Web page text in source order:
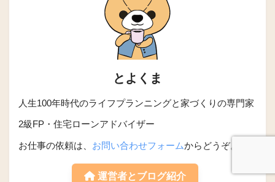
とよくま
人生100年時代のライフプランニングと家づくりの専門家
2級FP・住宅ローンアドバイザー
お仕事の依頼は、 お問い合わせフォームからどうぞ。
運営者とブログ紹介